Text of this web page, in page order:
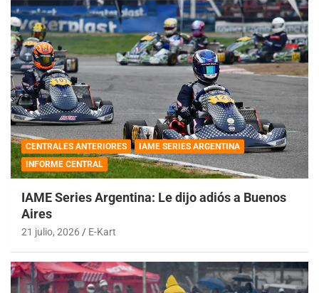
CENTRALES ANTERIORES
IAME SERIES ARGENTINA
INFORME CENTRAL
IAME Series Argentina: Le dijo adiós a Buenos
Aires
21 julio, 2026 E-Kart